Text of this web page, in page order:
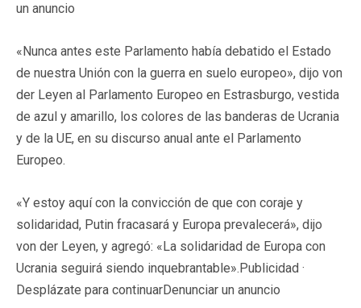
un anuncio
«Nunca antes este Parlamento había debatido el Estado
de nuestra Unión con la guerra en suelo europeo», dijo von
der Leyen al Parlamento Europeo en Estrasburgo, vestida
de azul y amarillo, los colores de las banderas de Ucrania
y de la UE, en su discurso anual ante el Parlamento
Europeo.
«Y estoy aquí con la convicción de que con coraje y
solidaridad, Putin fracasará y Europa prevalecerá», dijo
von der Leyen, y agregó: «La solidaridad de Europa con
Ucrania seguirá siendo inquebrantable».Publicidad ·
Desplázate para continuarDenunciar un anuncio